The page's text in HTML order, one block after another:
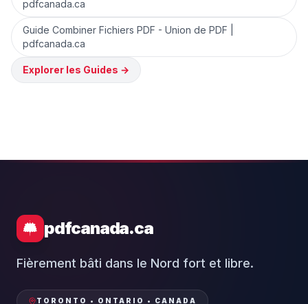
pdfcanada.ca
Guide Combiner Fichiers PDF - Union de PDF |
pdfcanada.ca
Explorer les Guides →
pdfcanada.ca
Fièrement bâti dans le Nord fort et libre.
TORONTO • ONTARIO • CANADA